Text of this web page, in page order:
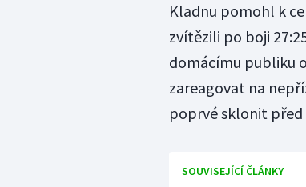
Kladnu pomohl k
zvítězili po boji
domácímu publiku
zareagovat na
poprvé sklonit před
SOUVISEJÍCÍ ČLÁNKY